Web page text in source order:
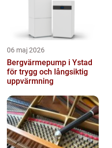
06 maj 2026
Bergvärmepump i Ystad
för trygg och långsiktig
uppvärmning